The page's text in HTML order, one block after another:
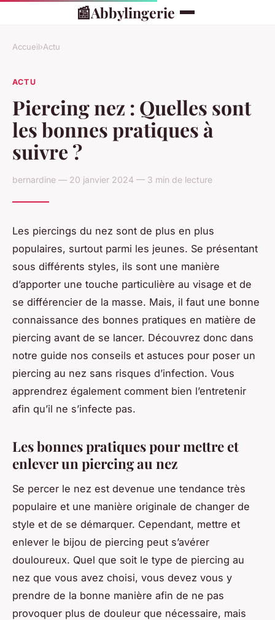
📰Abbylingerie
Accueil›Actu
ACTU
Piercing nez : Quelles sont
les bonnes pratiques à
suivre ?
bernardine — 20 janvier 2024 — 3 min de lecture
Les piercings du nez sont de plus en plus
populaires, surtout parmi les jeunes. Se présentant
sous différents styles, ils sont une manière
d’apporter une touche particulière au visage et de
se différencier de la masse. Mais, il faut une bonne
connaissance des bonnes pratiques en matière de
piercing avant de se lancer. Découvrez donc dans
notre guide nos conseils et astuces pour poser un
piercing au nez sans risques d’infection. Vous
apprendrez également comment bien l’entretenir
afin qu’il ne s’infecte pas.
Les bonnes pratiques pour mettre et
enlever un piercing au nez
Se percer le nez est devenue une tendance très
populaire et une manière originale de changer de
style et de se démarquer. Cependant, mettre et
enlever le bijou de piercing peut s’avérer
douloureux. Quel que soit le type de piercing au
nez que vous avez choisi, vous devez vous y
prendre de la bonne manière afin de ne pas
provoquer plus de douleur que nécessaire, mais